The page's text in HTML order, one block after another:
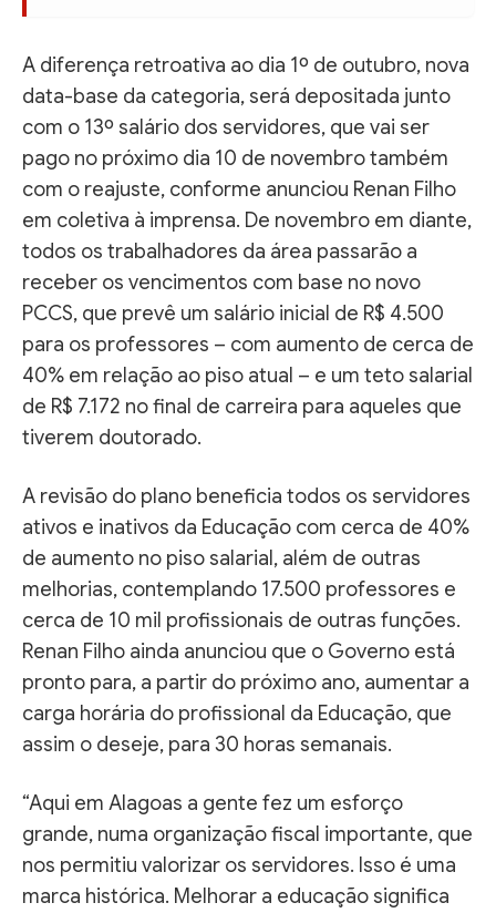
A diferença retroativa ao dia 1º de outubro, nova
data-base da categoria, será depositada junto
com o 13º salário dos servidores, que vai ser
pago no próximo dia 10 de novembro também
com o reajuste, conforme anunciou Renan Filho
em coletiva à imprensa. De novembro em diante,
todos os trabalhadores da área passarão a
receber os vencimentos com base no novo
PCCS, que prevê um salário inicial de R$ 4.500
para os professores – com aumento de cerca de
40% em relação ao piso atual – e um teto salarial
de R$ 7.172 no final de carreira para aqueles que
tiverem doutorado.
A revisão do plano beneficia todos os servidores
ativos e inativos da Educação com cerca de 40%
de aumento no piso salarial, além de outras
melhorias, contemplando 17.500 professores e
cerca de 10 mil profissionais de outras funções.
Renan Filho ainda anunciou que o Governo está
pronto para, a partir do próximo ano, aumentar a
carga horária do profissional da Educação, que
assim o deseje, para 30 horas semanais.
“Aqui em Alagoas a gente fez um esforço
grande, numa organização fiscal importante, que
nos permitiu valorizar os servidores. Isso é uma
marca histórica. Melhorar a educação significa